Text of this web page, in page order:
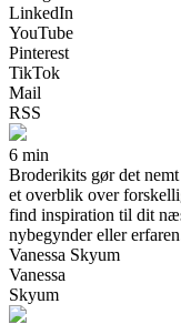
LinkedIn
YouTube
Pinterest
TikTok
Mail
RSS
6 min
Broderikits gør det
et overblik over
find inspiration til dit
nybegynder eller
Vanessa Skyum
Vanessa
Skyum